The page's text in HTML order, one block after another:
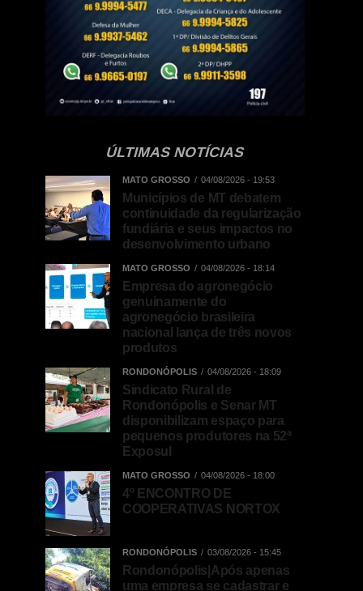
ÚLTIMAS NOTÍCIAS
MATO GROSSO 04/08/2026 - 19:53
Municípios de MT debatem
continuidade da regularização
fundiária e seus impactos no
desenvolvimento urbano
MATO GROSSO 04/08/2026 - 18:14
Empresa do agronegócio
genuinamente do
agronegócio brasileira
nacional lança de três novos
produtos
RONDONÓPOLIS 04/08/2026 - 18:09
Sindicato Rural de
Rondonópolis e Senar MT
disponibilizam espaço para
pequenos produtores na 52ª
Exposul
MATO GROSSO 04/08/2026 - 18:00
4º ENCONTRO DE
COOPERATIVAS NORTOX
RONDONÓPOLIS 03/08/2026 - 15:45
Rondonópolis|Após apenas
uma empresa se cadastrar e